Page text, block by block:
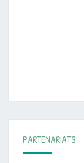
PARTENARIATS